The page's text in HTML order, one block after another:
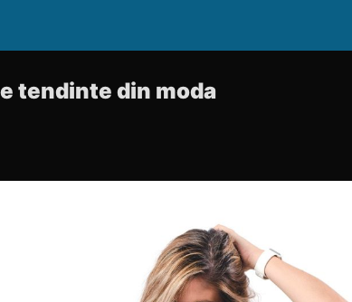
tendinte din moda